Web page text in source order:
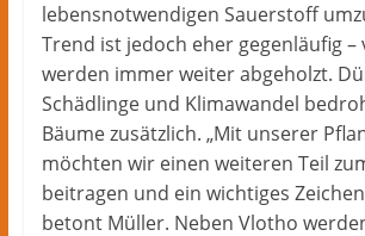
lebensnotwendigen Sauerstoff
Trend ist jedoch eher gegenläufig –
werden immer weiter abgeholzt.
Schädlinge und Klimawandel
Bäume zusätzlich. „Mit unserer
möchten wir einen weiteren Teil
beitragen und ein wichtiges Zeichen
betont Müller. Neben Vlotho